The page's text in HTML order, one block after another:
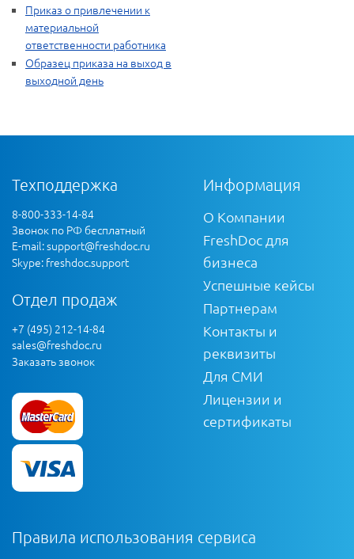
Приказ о привлечении к
материальной
ответственности работника
Образец приказа на выход в
выходной день
Техподдержка
8-800-333-14-84
Звонок по РФ бесплатный
E-mail:support@freshdoc.ru
Skype: freshdoc.support
Отдел продаж
+7 (495) 212-14-84
sales@freshdoc.ru
Заказать звонок
Информация
О Компании
FreshDoc для
бизнеса
Успешные кейсы
Партнерам
Контакты и
реквизиты
Для СМИ
Лицензии и
сертификаты
Правила использования сервиса